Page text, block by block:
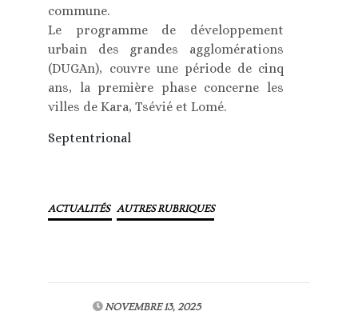
commune.
Le programme de développement
urbain des grandes agglomérations
(DUGAn), couvre une période de cinq
ans, la première phase concerne les
villes de Kara, Tsévié et Lomé.
Septentrional
ACTUALITÉS AUTRES RUBRIQUES
NOVEMBRE 13, 2025